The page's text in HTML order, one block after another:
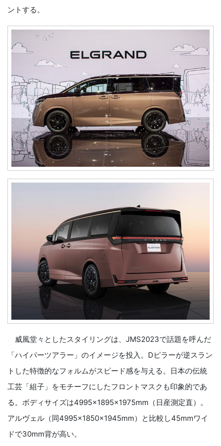
ントする。
威風堂々としたスタイリングは、JMS2023で話題を呼んだ
「ハイパーツアラー」のイメージを投入。Dピラーが逆スラン
トした特徴的なフォルムがスピード感を与える。日本の伝統
工芸「組子」をモチーフにしたフロントマスクも印象的であ
る。ボディサイズは4995×1895×1975mm（日産測定直）。
アルヴェル（同4995×1850×1945mm）と比較し45mmワイ
ドで30mm背が高い。